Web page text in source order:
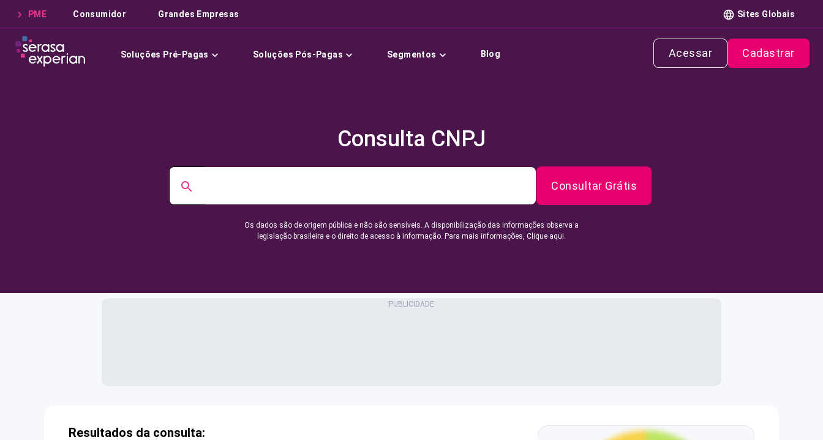
PME Consumidor Grandes Empresas Sites Globais
Soluções Pré-Pagas Soluções Pós-Pagas Segmentos Blog Acessar Cadastrar
Consulta CNPJ
Consultar Grátis
Os dados são de origem pública e não são sensíveis. A disponibilização das informações observa a
legislação brasileira e o direito de acesso à informação. Para mais informações, Clique aqui.
Resultados da consulta: